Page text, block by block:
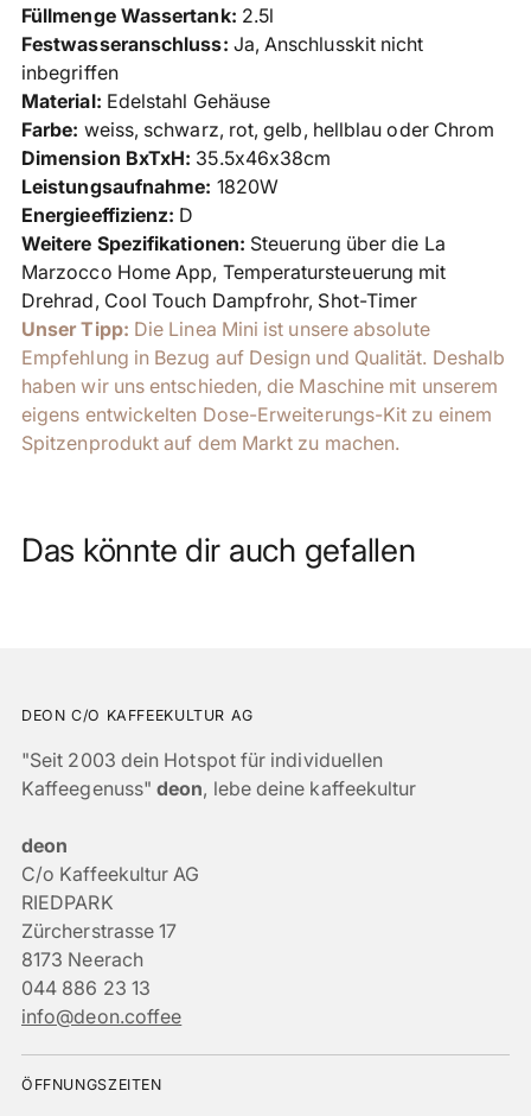
Füllmenge Wassertank: 2.5l
Festwasseranschluss: Ja, Anschlusskit nicht
inbegriffen
Material: Edelstahl Gehäuse
Farbe: weiss, schwarz, rot, gelb, hellblau oder Chrom
Dimension BxTxH: 35.5x46x38cm
Leistungsaufnahme: 1820W
Energieeffizienz: D
Weitere Spezifikationen: Steuerung über die La
Marzocco Home App, Temperatursteuerung mit
Drehrad, Cool Touch Dampfrohr, Shot-Timer
Unser Tipp: Die Linea Mini ist unsere absolute
Empfehlung in Bezug auf Design und Qualität. Deshalb
haben wir uns entschieden, die Maschine mit unserem
eigens entwickelten Dose-Erweiterungs-Kit zu einem
Spitzenprodukt auf dem Markt zu machen.
Das könnte dir auch gefallen
DEON C/O KAFFEEKULTUR AG
"Seit 2003 dein Hotspot für individuellen
Kaffeegenuss"deon, lebe deine kaffeekultur
deon
C/o Kaffeekultur AG
RIEDPARK
Zürcherstrasse 17
8173 Neerach
044 886 23 13
info@deon.coffee
ÖFFNUNGSZEITEN